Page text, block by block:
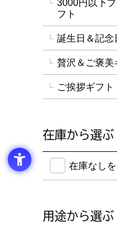
3000円以下
フト
誕生日＆記念
贅沢＆ご褒美
ご挨拶ギフト
在庫から選ぶ
在庫のない商品
在庫なし
用途から選ぶ